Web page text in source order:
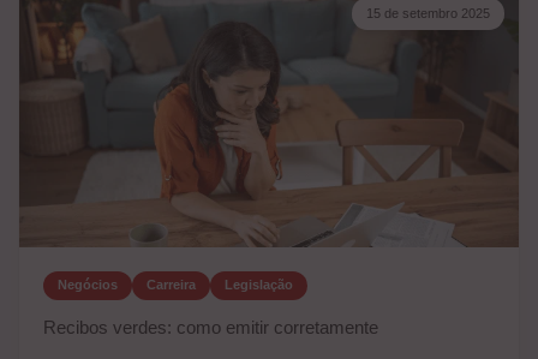
15 de setembro 2025
Negócios Carreira Legislação
Recibos verdes: como emitir corretamente